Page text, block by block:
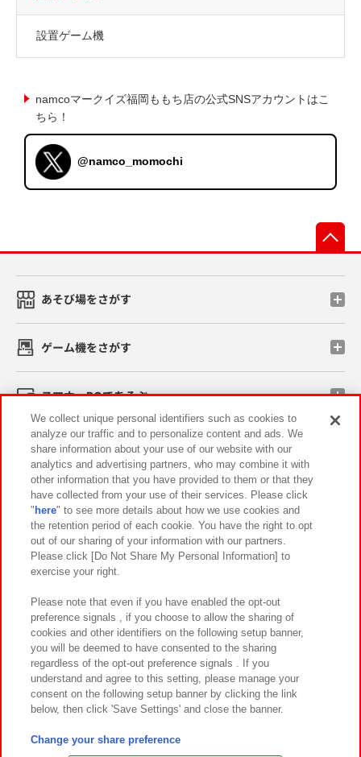
設置ゲーム機
namcoマークイズ福岡ももち店の公式SNSアカウントはこ
ちら！
@namco_momochi
あそび場をさがす
ゲーム機をさがす
スマホ・PCであそぶ
イベント・キャンペーン
関連会社 サステナビリティ サイトポリシー
プライバシーポリシー ウェブアクセシビリティ方針と検証結果
お取引先さまとともに
カスタマーハラスメント対応方針 よくあるご質問・お問い合わせ
©Bandai Namco Amusement Inc.
©Bandai Namco Amusement Lab Inc.
We collect unique personal identifiers such as cookies to
analyze our traffic and to personalize content and ads. We
share information about your use of our website with our
analytics and advertising partners, who may combine it with
other information that you have provided to them or that they
have collected from your use of their services. Please click
" here" to see more details about how we use cookies and
the retention period of each cookie. You have the right to opt
out of our sharing of your information with our partners.
Please click [Do Not Share My Personal Information] to
exercise your right.
Please note that even if you have enabled the opt-out
preference signals , if you choose to allow the sharing of
cookies and other identifiers on the following setup banner,
you will be deemed to have consented to the sharing
regardless of the opt-out preference signals . If you
understand and agree to this setting, please manage your
consent on the following setup banner by clicking the link
below, then click 'Save Settings' and close the banner.
Change your share preference